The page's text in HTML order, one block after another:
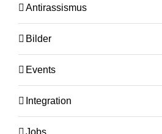
Antirassismus
Bilder
Events
Integration
Jobs